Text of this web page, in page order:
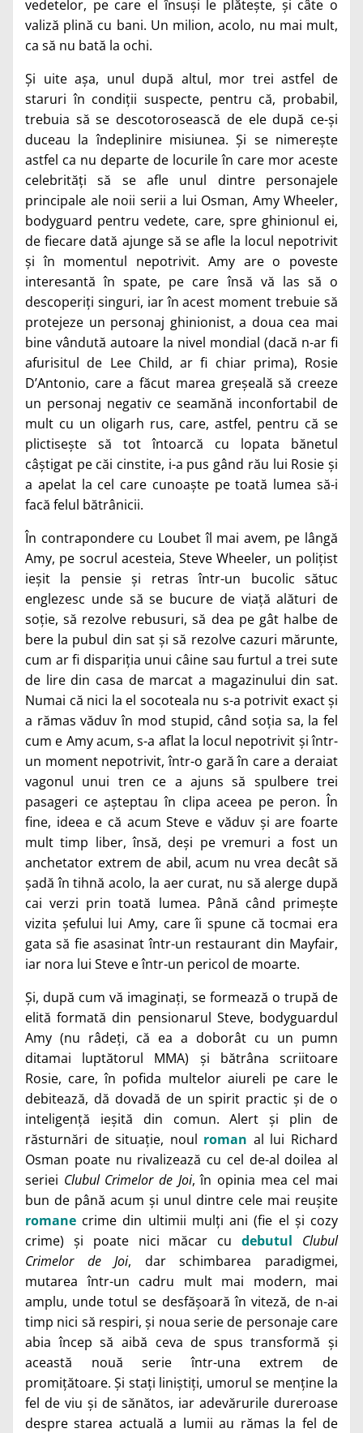
vedetelor, pe care el însuși le plătește, și câte o
valiză plină cu bani. Un milion, acolo, nu mai mult,
ca să nu bată la ochi.
Și uite așa, unul după altul, mor trei astfel de
staruri în condiții suspecte, pentru că, probabil,
trebuia să se descotorosească de ele după ce-și
duceau la îndeplinire misiunea. Și se nimerește
astfel ca nu departe de locurile în care mor aceste
celebrități să se afle unul dintre personajele
principale ale noii serii a lui Osman, Amy Wheeler,
bodyguard pentru vedete, care, spre ghinionul ei,
de fiecare dată ajunge să se afle la locul nepotrivit
și în momentul nepotrivit. Amy are o poveste
interesantă în spate, pe care însă vă las să o
descoperiți singuri, iar în acest moment trebuie să
protejeze un personaj ghinionist, a doua cea mai
bine vândută autoare la nivel mondial (dacă n-ar fi
afurisitul de Lee Child, ar fi chiar prima), Rosie
D’Antonio, care a făcut marea greșeală să creeze
un personaj negativ ce seamănă inconfortabil de
mult cu un oligarh rus, care, astfel, pentru că se
plictisește să tot întoarcă cu lopata bănetul
câștigat pe căi cinstite, i-a pus gând rău lui Rosie și
a apelat la cel care cunoaște pe toată lumea să-i
facă felul bătrânicii.
În contrapondere cu Loubet îl mai avem, pe lângă
Amy, pe socrul acesteia, Steve Wheeler, un polițist
ieșit la pensie și retras într-un bucolic sătuc
englezesc unde să se bucure de viață alături de
soție, să rezolve rebusuri, să dea pe gât halbe de
bere la pubul din sat și să rezolve cazuri mărunte,
cum ar fi dispariția unui câine sau furtul a trei sute
de lire din casa de marcat a magazinului din sat.
Numai că nici la el socoteala nu s-a potrivit exact și
a rămas văduv în mod stupid, când soția sa, la fel
cum e Amy acum, s-a aflat la locul nepotrivit și într-
un moment nepotrivit, într-o gară în care a deraiat
vagonul unui tren ce a ajuns să spulbere trei
pasageri ce așteptau în clipa aceea pe peron. În
fine, ideea e că acum Steve e văduv și are foarte
mult timp liber, însă, deși pe vremuri a fost un
anchetator extrem de abil, acum nu vrea decât să
șadă în tihnă acolo, la aer curat, nu să alerge după
cai verzi prin toată lumea. Până când primește
vizita șefului lui Amy, care îi spune că tocmai era
gata să fie asasinat într-un restaurant din Mayfair,
iar nora lui Steve e într-un pericol de moarte.
Și, după cum vă imaginați, se formează o trupă de
elită formată din pensionarul Steve, bodyguardul
Amy (nu râdeți, că ea a doborât cu un pumn
ditamai luptătorul MMA) și bătrâna scriitoare
Rosie, care, în pofida multelor aiureli pe care le
debitează, dă dovadă de un spirit practic și de o
inteligență ieșită din comun. Alert și plin de
răsturnări de situație, noul roman al lui Richard
Osman poate nu rivalizează cu cel de-al doilea al
seriei Clubul Crimelor de Joi, în opinia mea cel mai
bun de până acum și unul dintre cele mai reușite
romane crime din ultimii mulți ani (fie el și cozy
crime) și poate nici măcar cudebutul
Clubul
Crimelor de Joi, dar schimbarea paradigmei,
mutarea într-un cadru mult mai modern, mai
amplu, unde totul se desfășoară în viteză, de n-ai
timp nici să respiri, și noua serie de personaje care
abia încep să aibă ceva de spus transformă și
această nouă serie într-una extrem de
promițătoare. Și stați liniștiți, umorul se menține la
fel de viu și de sănătos, iar adevărurile dureroase
despre starea actuală a lumii au rămas la fel de